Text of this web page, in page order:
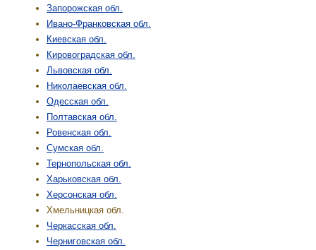
Запорожская обл.
Ивано-Франковская обл.
Киевская обл.
Кировоградская обл.
Львовская обл.
Николаевская обл.
Одесская обл.
Полтавская обл.
Ровенская обл.
Сумская обл.
Тернопольская обл.
Харьковская обл.
Херсонская обл.
Хмельницкая обл.
Черкасская обл.
Черниговская обл.